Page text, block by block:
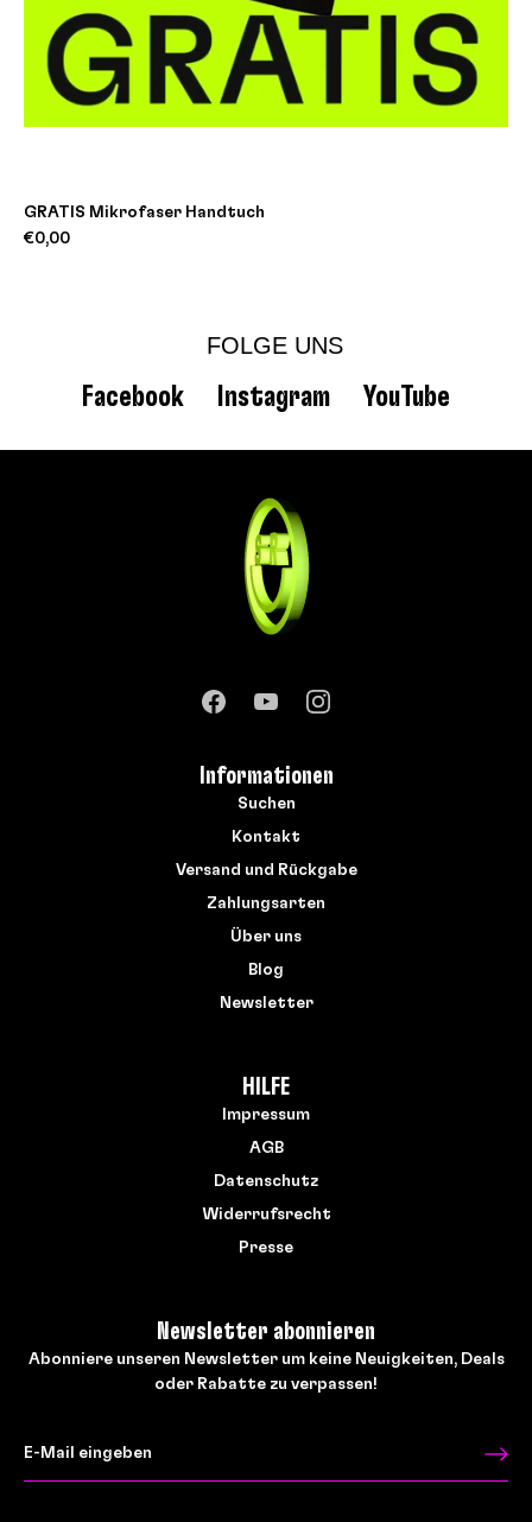
GRATIS Mikrofaser Handtuch
€0,00
FOLGE UNS
Facebook Instagram YouTube
Informationen
Suchen
Kontakt
Versand und Rückgabe
Zahlungsarten
Über uns
Blog
Newsletter
HILFE
Impressum
AGB
Datenschutz
Widerrufsrecht
Presse
Newsletter abonnieren
Abonniere unseren Newsletter um keine Neuigkeiten, Deals
oder Rabatte zu verpassen!